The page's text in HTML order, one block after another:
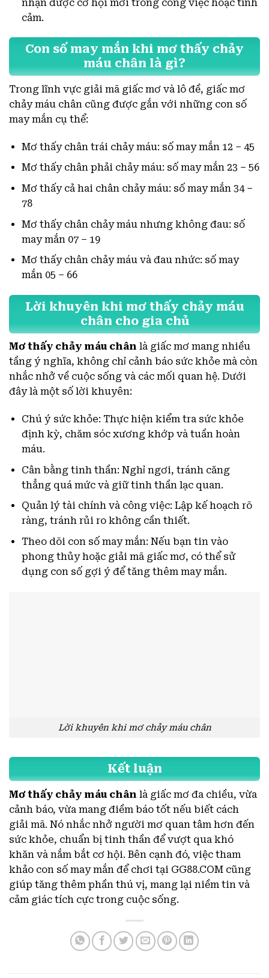
nhận được cơ hội mới trong công việc hoặc tình
cảm.
Con số may mắn khi mơ thấy chảy
máu chân là gì?
Trong lĩnh vực giải mã giấc mơ và lô đề, giấc mơ
chảy máu chân cũng được gắn với những con số
may mắn cụ thể:
Mơ thấy chân trái chảy máu: số may mắn 12 – 45
Mơ thấy chân phải chảy máu: số may mắn 23 – 56
Mơ thấy cả hai chân chảy máu: số may mắn 34 –
78
Mơ thấy chân chảy máu nhưng không đau: số
may mắn 07 – 19
Mơ thấy chân chảy máu và đau nhức: số may
mắn 05 – 66
Lời khuyên khi mơ thấy chảy máu
chân cho gia chủ
Mơ thấy chảy máu chân là giấc mơ mang nhiều
tầng ý nghĩa, không chỉ cảnh báo sức khỏe mà còn
nhắc nhở về cuộc sống và các mối quan hệ. Dưới
đây là một số lời khuyên:
Chú ý sức khỏe: Thực hiện kiểm tra sức khỏe
định kỳ, chăm sóc xương khớp và tuần hoàn
máu.
Cân bằng tinh thần: Nghỉ ngơi, tránh căng
thẳng quá mức và giữ tinh thần lạc quan.
Quản lý tài chính và công việc: Lập kế hoạch rõ
ràng, tránh rủi ro không cần thiết.
Theo dõi con số may mắn: Nếu bạn tin vào
phong thủy hoặc giải mã giấc mơ, có thể sử
dụng con số gợi ý để tăng thêm may mắn.
Lời khuyên khi mơ chảy máu chân
Kết luận
Mơ thấy chảy máu chân là giấc mơ đa chiều, vừa
cảnh báo, vừa mang điềm báo tốt nếu biết cách
giải mã. Nó nhắc nhở người mơ quan tâm hơn đến
sức khỏe, chuẩn bị tinh thần để vượt qua khó
khăn và nắm bắt cơ hội. Bên cạnh đó, việc tham
khảo con số may mắn để chơi tại GG88.COM cũng
giúp tăng thêm phần thú vị, mang lại niềm tin và
cảm giác tích cực trong cuộc sống.